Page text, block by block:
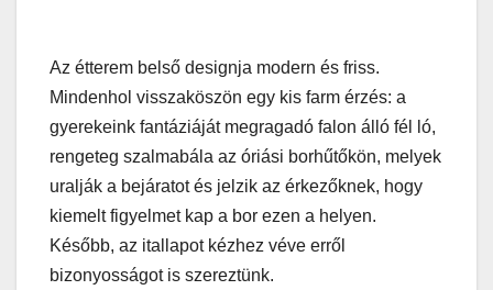
Az étterem belső designja modern és friss.
Mindenhol visszaköszön egy kis farm érzés: a
gyerekeink fantáziáját megragadó falon álló fél ló,
rengeteg szalmabála az óriási borhűtőkön, melyek
uralják a bejáratot és jelzik az érkezőknek, hogy
kiemelt figyelmet kap a bor ezen a helyen.
Később, az itallapot kézhez véve erről
bizonyosságot is szereztünk.